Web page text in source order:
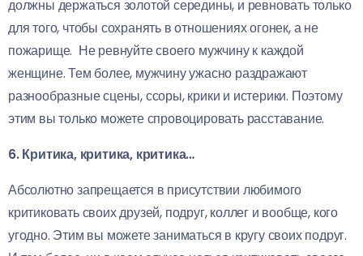
должны держаться золотой середины, и ревновать только
для того, чтобы сохранять в отношениях огонек, а не
пожарище. Не ревнуйте своего мужчину к каждой
женщине. Тем более, мужчину ужасно раздражают
разнообразные сцены, ссоры, крики и истерики. Поэтому
этим вы только можете спровоцировать расставание.
6. Критика, критика, критика…
Абсолютно запрещается в присутствии любимого
критиковать своих друзей, подруг, коллег и вообще, кого
угодно. Этим вы можете заниматься в кругу своих подруг.